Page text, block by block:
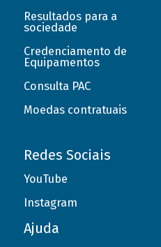
Resultados para a
sociedade
Credenciamento de
Equipamentos
Consulta PAC
Moedas contratuais
Redes Sociais
YouTube
Instagram
Ajuda